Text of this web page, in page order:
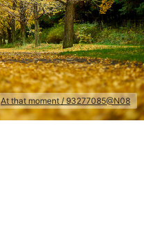
At that moment / 93277085@N08